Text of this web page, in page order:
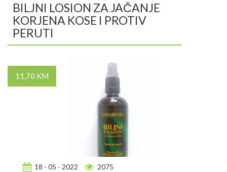
BILJNI LOSION ZA JAČANJE
KORJENA KOSE I PROTIV
PERUTI
11,70 KM
18 - 05 - 2022 2075